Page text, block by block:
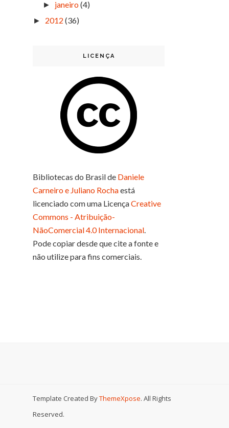
► janeiro(4)
► 2012 (36)
LICENÇA
Bibliotecas do Brasilde Daniele
Carneiro e Juliano Rochaestá
licenciado com uma LicençaCreative
Commons - Atribuição-
NãoComercial 4.0 Internacional
Pode copiar desde que cite a fonte e
não utilize para fins comerciais.
Template Created ByThemeXpose. All Rights
Reserved.